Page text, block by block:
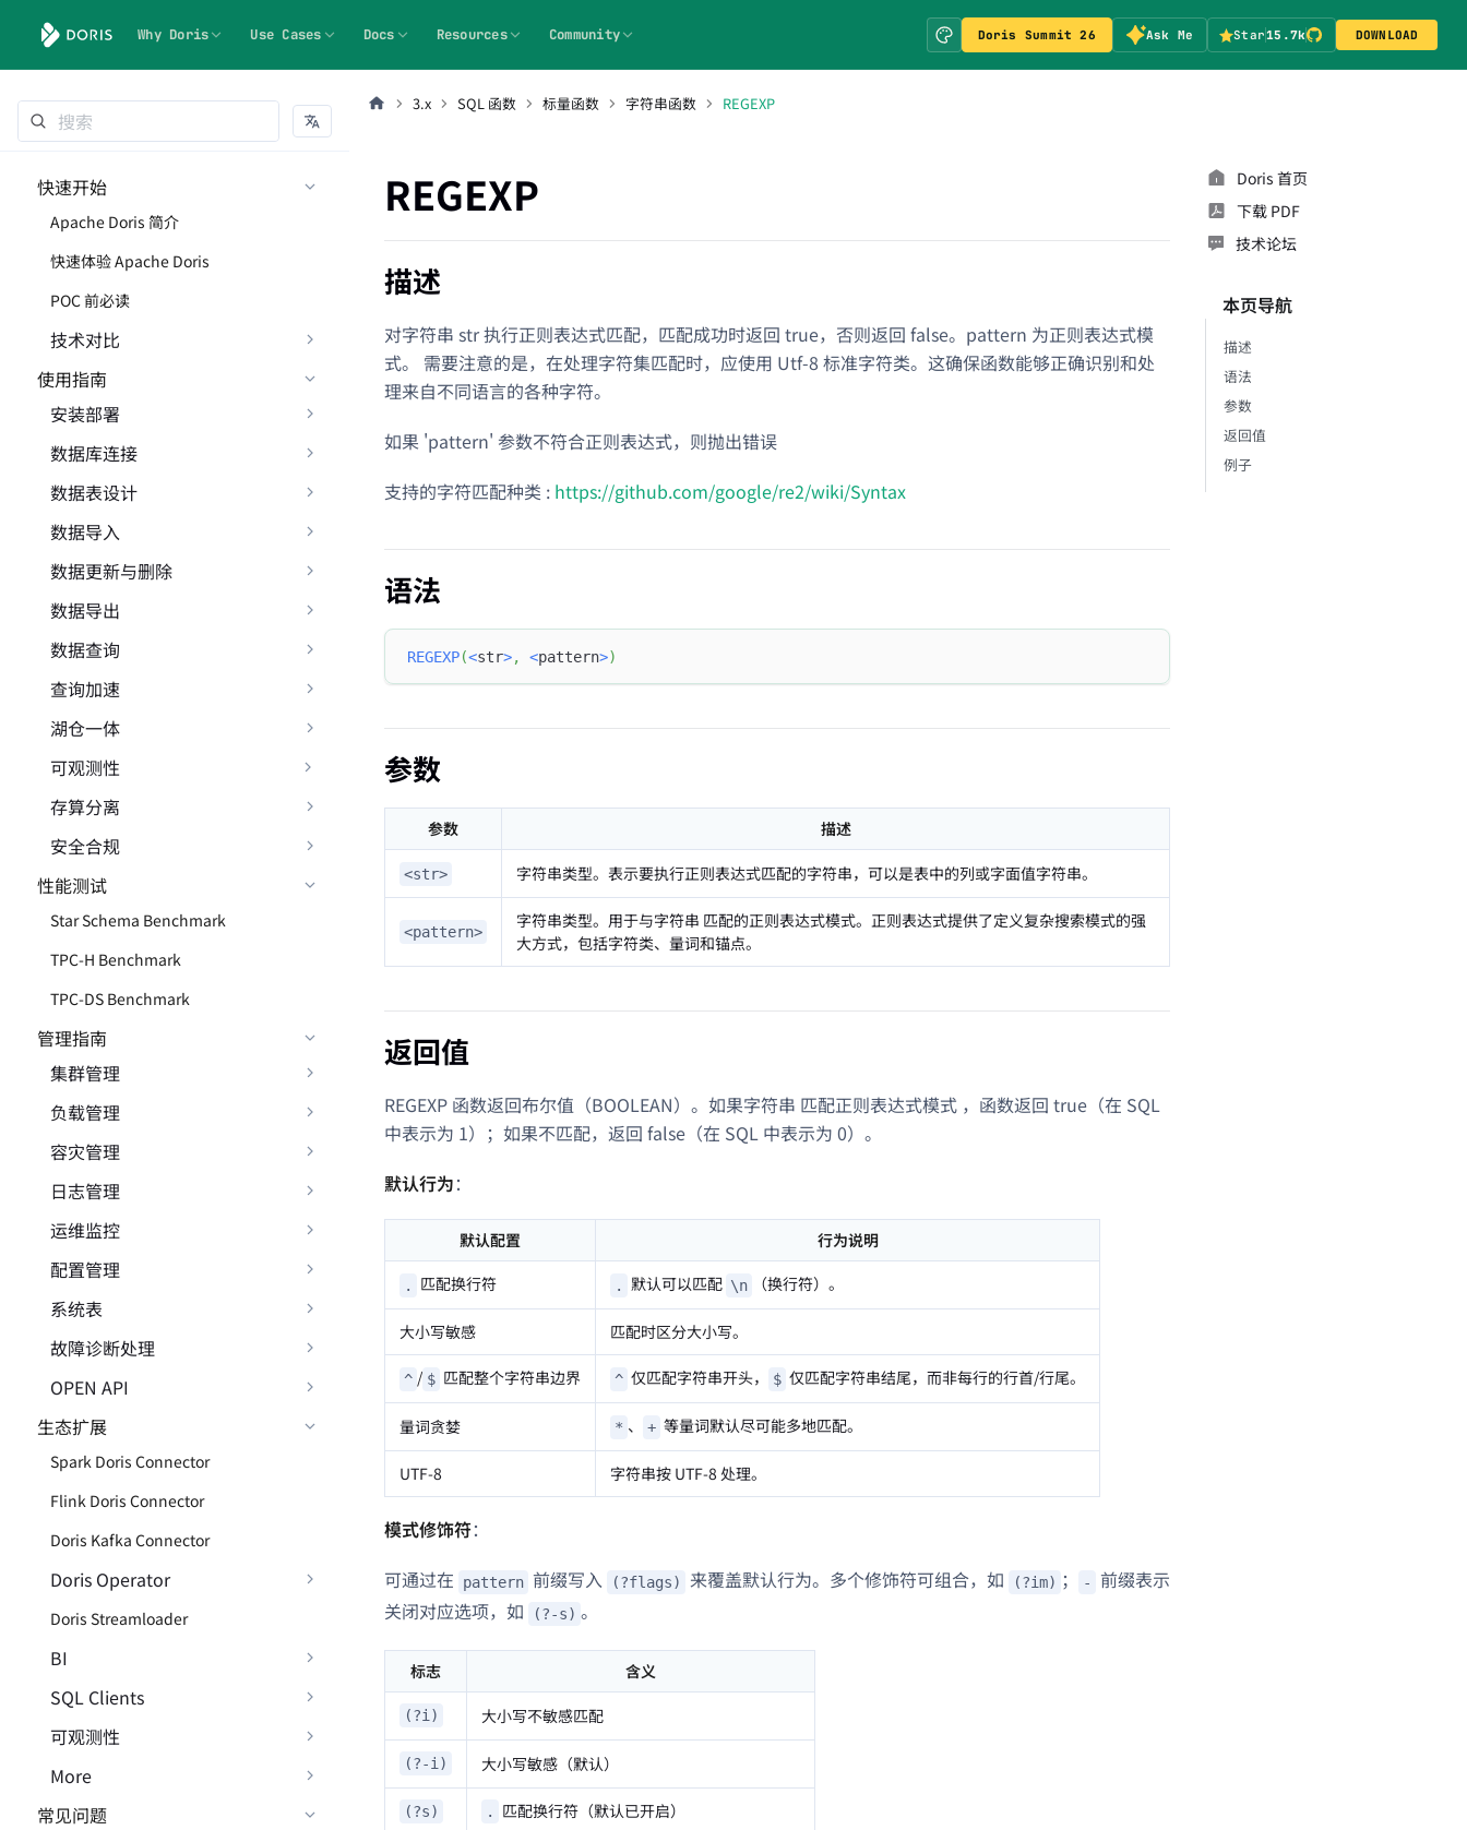
Why Doris Use Cases Docs Resources Community Doris Summit 26 Ask Me Star15.7k DOWNLOAD
快速开始
Apache Doris 简介
快速体验 Apache Doris
POC 前必读
技术对比
使用指南
安装部署
数据库连接
数据表设计
数据导入
数据更新与删除
数据导出
数据查询
查询加速
湖仓一体
可观测性
存算分离
安全合规
性能测试
Star Schema Benchmark
TPC-H Benchmark
TPC-DS Benchmark
管理指南
集群管理
负载管理
容灾管理
日志管理
运维监控
配置管理
系统表
故障诊断处理
OPEN API
生态扩展
Spark Doris Connector
Flink Doris Connector
Doris Kafka Connector
Doris Operator
Doris Streamloader
BI
SQL Clients
可观测性
More
常见问题
3.x SQL 函数 标量函数 字符串函数 REGEXP
REGEXP
描述
对字符串 str 执行正则表达式匹配，匹配成功时返回 true，否则返回 false。pattern 为正则表达式模
式。 需要注意的是，在处理字符集匹配时，应使用 Utf-8 标准字符类。这确保函数能够正确识别和处
理来自不同语言的各种字符。
如果 'pattern' 参数不符合正则表达式，则抛出错误
支持的字符匹配种类 : https://github.com/google/re2/wiki/Syntax
语法
REGEXP(<str>, <pattern>)
参数
参数 描述
<str> 字符串类型。表示要执行正则表达式匹配的字符串，可以是表中的列或字面值字符串。
<pattern>
字符串类型。用于与字符串 匹配的正则表达式模式。正则表达式提供了定义复杂搜索模式的强
大方式，包括字符类、量词和锚点。
返回值
REGEXP 函数返回布尔值（BOOLEAN）。如果字符串 匹配正则表达式模式 ，函数返回 true（在 SQL
中表示为 1）；如果不匹配，返回 false（在 SQL 中表示为 0）。
默认行为：
默认配置 行为说明
. 匹配换行符 . 默认可以匹配 \n （换行符）。
大小写敏感 匹配时区分大小写。
^ / $ 匹配整个字符串边界 ^ 仅匹配字符串开头， $ 仅匹配字符串结尾，而非每行的行首/行尾。
量词贪婪 * 、 + 等量词默认尽可能多地匹配。
UTF-8 字符串按 UTF-8 处理。
模式修饰符：
可通过在
pattern 前缀写入 (?flags) 来覆盖默认行为。多个修饰符可组合，如 (?im) ； -
前缀表示
关闭对应选项，如
(?-s) 。
标志 含义
(?i) 大小写不敏感匹配
(?-i) 大小写敏感（默认）
(?s) . 匹配换行符（默认已开启）
Doris 首页
下载 PDF
技术论坛
本页导航
描述
语法
参数
返回值
例子